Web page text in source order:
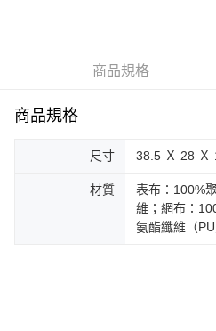
商品規格
商品規格
尺寸 38.5 Ｘ 28 Ｘ
材質
表布：100%
維；網布：
氨酯纖維（